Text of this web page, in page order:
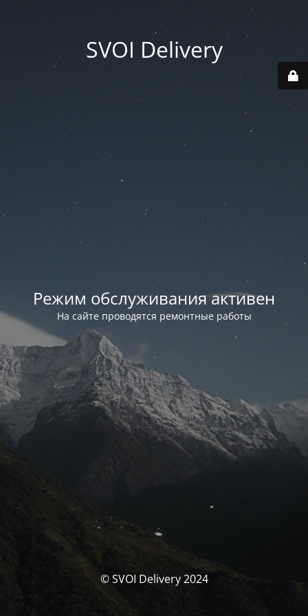
SVOI Delivery
Режим обслуживания активен
На сайте проводятся ремонтные работы
© SVOI Delivery 2024